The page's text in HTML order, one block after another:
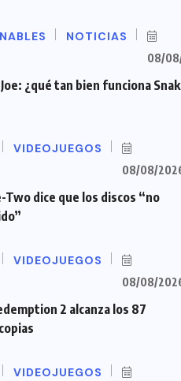
NOTICIAS
08/
¿qué tan bien funciona
VIDEOJUEGOS
08/08/
Two dice que los discos “no
VIDEOJUEGOS
08/08/
2 alcanza los 87
VIDEOJUEGOS